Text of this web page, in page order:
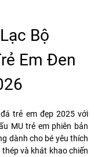
Bộ
Em Đen
trẻ em đẹp 2025với
MU trẻ em phiên bản
dành cho bé yêu thích
và khát khao chiến